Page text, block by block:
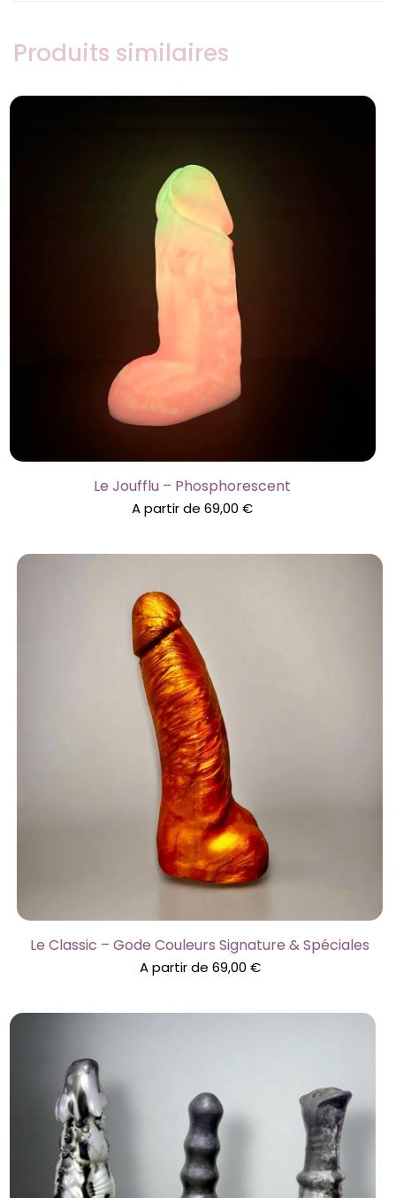
Produits similaires
Le Joufflu – Phosphorescent
A partir de69,00€
Le Classic – Gode Couleurs Signature & Spéciales
A partir de 69,00 €